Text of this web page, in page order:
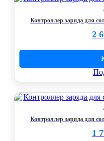
Контроллер заряда для
2
Контроллер заряда для
1